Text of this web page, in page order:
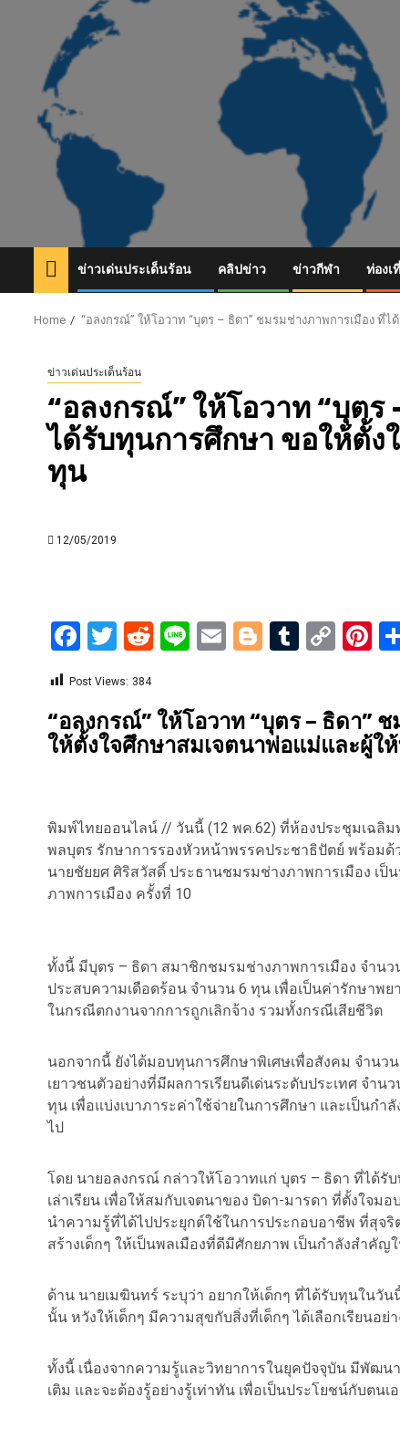
ข่าวเด่นประเด็นร้อน คลิปข่าว ข่าวกีฬา ท่องเ
Home “อลงกรณ์” ให้โอวาท “บุตร – ธิดา” ชมรมช่างภาพการเมือง
ข่าวเด่นประเด็นร้อน
“อลงกรณ์” ให้โอวาท “บุตร
ได้รับทุนการศึกษา ขอให้ตั้
ทุน
12/05/2019
Facebook
Twitter
Reddit
LineEmailBlogger
Tumblr
Copy
Post Views: 384
“อลงกรณ์” ให้โอวาท “บุตร – ธิดา”
ให้ตั้งใจศึกษาสมเจตนาพ่อแม่และผู้ใ
พิมพ์ไทยออนไลน์ // วันนี้ (12 พค.62) ที่ห้องประชุมเฉลิ
พลบุตร รักษาการรองหัวหน้าพรรคประชาธิปัตย์ พร้อม
นายชัยยศ ศิริสวัสดิ์ ประธานชมรมช่างภาพการเมือง เ
ภาพการเมือง ครั้งที่ 10
ทั้งนี้ มีบุตร – ธิดา สมาชิกชมรมช่างภาพการเมือง จำน
ประสบความเดือดร้อน จำนวน 6 ทุน เพื่อเป็นค่ารักษาพ
ในกรณีตกงานจากการถูกเลิกจ้าง รวมทั้งกรณีเสียชีวิต
นอกจากนี้ ยังได้มอบทุนการศึกษาพิเศษเพื่อสังคม จำนว
เยาวชนตัวอย่างที่มีผลการเรียนดีเด่นระดับประเทศ จำ
ทุน เพื่อแบ่งเบาภาระค่าใช้จ่ายในการศึกษา และเป็นกำ
ไป
โดย นายอลงกรณ์ กล่าวให้โอวาทแก่ บุตร – ธิดา ที่ได้รั
เล่าเรียน เพื่อให้สมกับเจตนาของ บิดา-มารดา ที่ตั้งใ
นำความรู้ที่ได้ไปประยุกต์ใช้ในการประกอบอาชีพ ที่สุจ
สร้างเด็กๆ ให้เป็นพลเมืองที่ดีมีศักยภาพ เป็นกำลังสำคั
ด้าน นายเมฆินทร์ ระบุว่า อยากให้เด็กๆ ที่ได้รับทุนในวั
นั้น หวังให้เด็กๆ มีความสุขกับสิ่งที่เด็กๆ ได้เลือกเรียนอ
ทั้งนี้ เนื่องจากความรู้และวิทยาการในยุคปัจจุบัน มีพัฒน
เติม และจะต้องรู้อย่างรู้เท่าทัน เพื่อเป็นประโยชน์กับตน